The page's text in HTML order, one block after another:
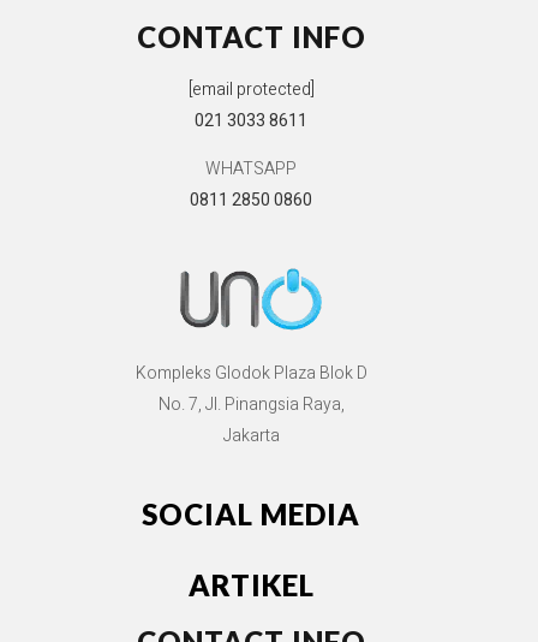
CONTACT INFO
[email protected]
021 3033 8611
WHATSAPP
0811 2850 0860
Kompleks Glodok Plaza Blok D
No. 7, Jl. Pinangsia Raya,
Jakarta
SOCIAL MEDIA
ARTIKEL